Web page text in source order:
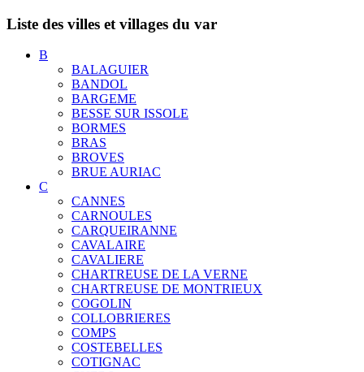
Liste des villes et villages du var
B
BALAGUIER
BANDOL
BARGEME
BESSE SUR ISSOLE
BORMES
BRAS
BROVES
BRUE AURIAC
C
CANNES
CARNOULES
CARQUEIRANNE
CAVALAIRE
CAVALIERE
CHARTREUSE DE LA VERNE
CHARTREUSE DE MONTRIEUX
COGOLIN
COLLOBRIERES
COMPS
COSTEBELLES
COTIGNAC